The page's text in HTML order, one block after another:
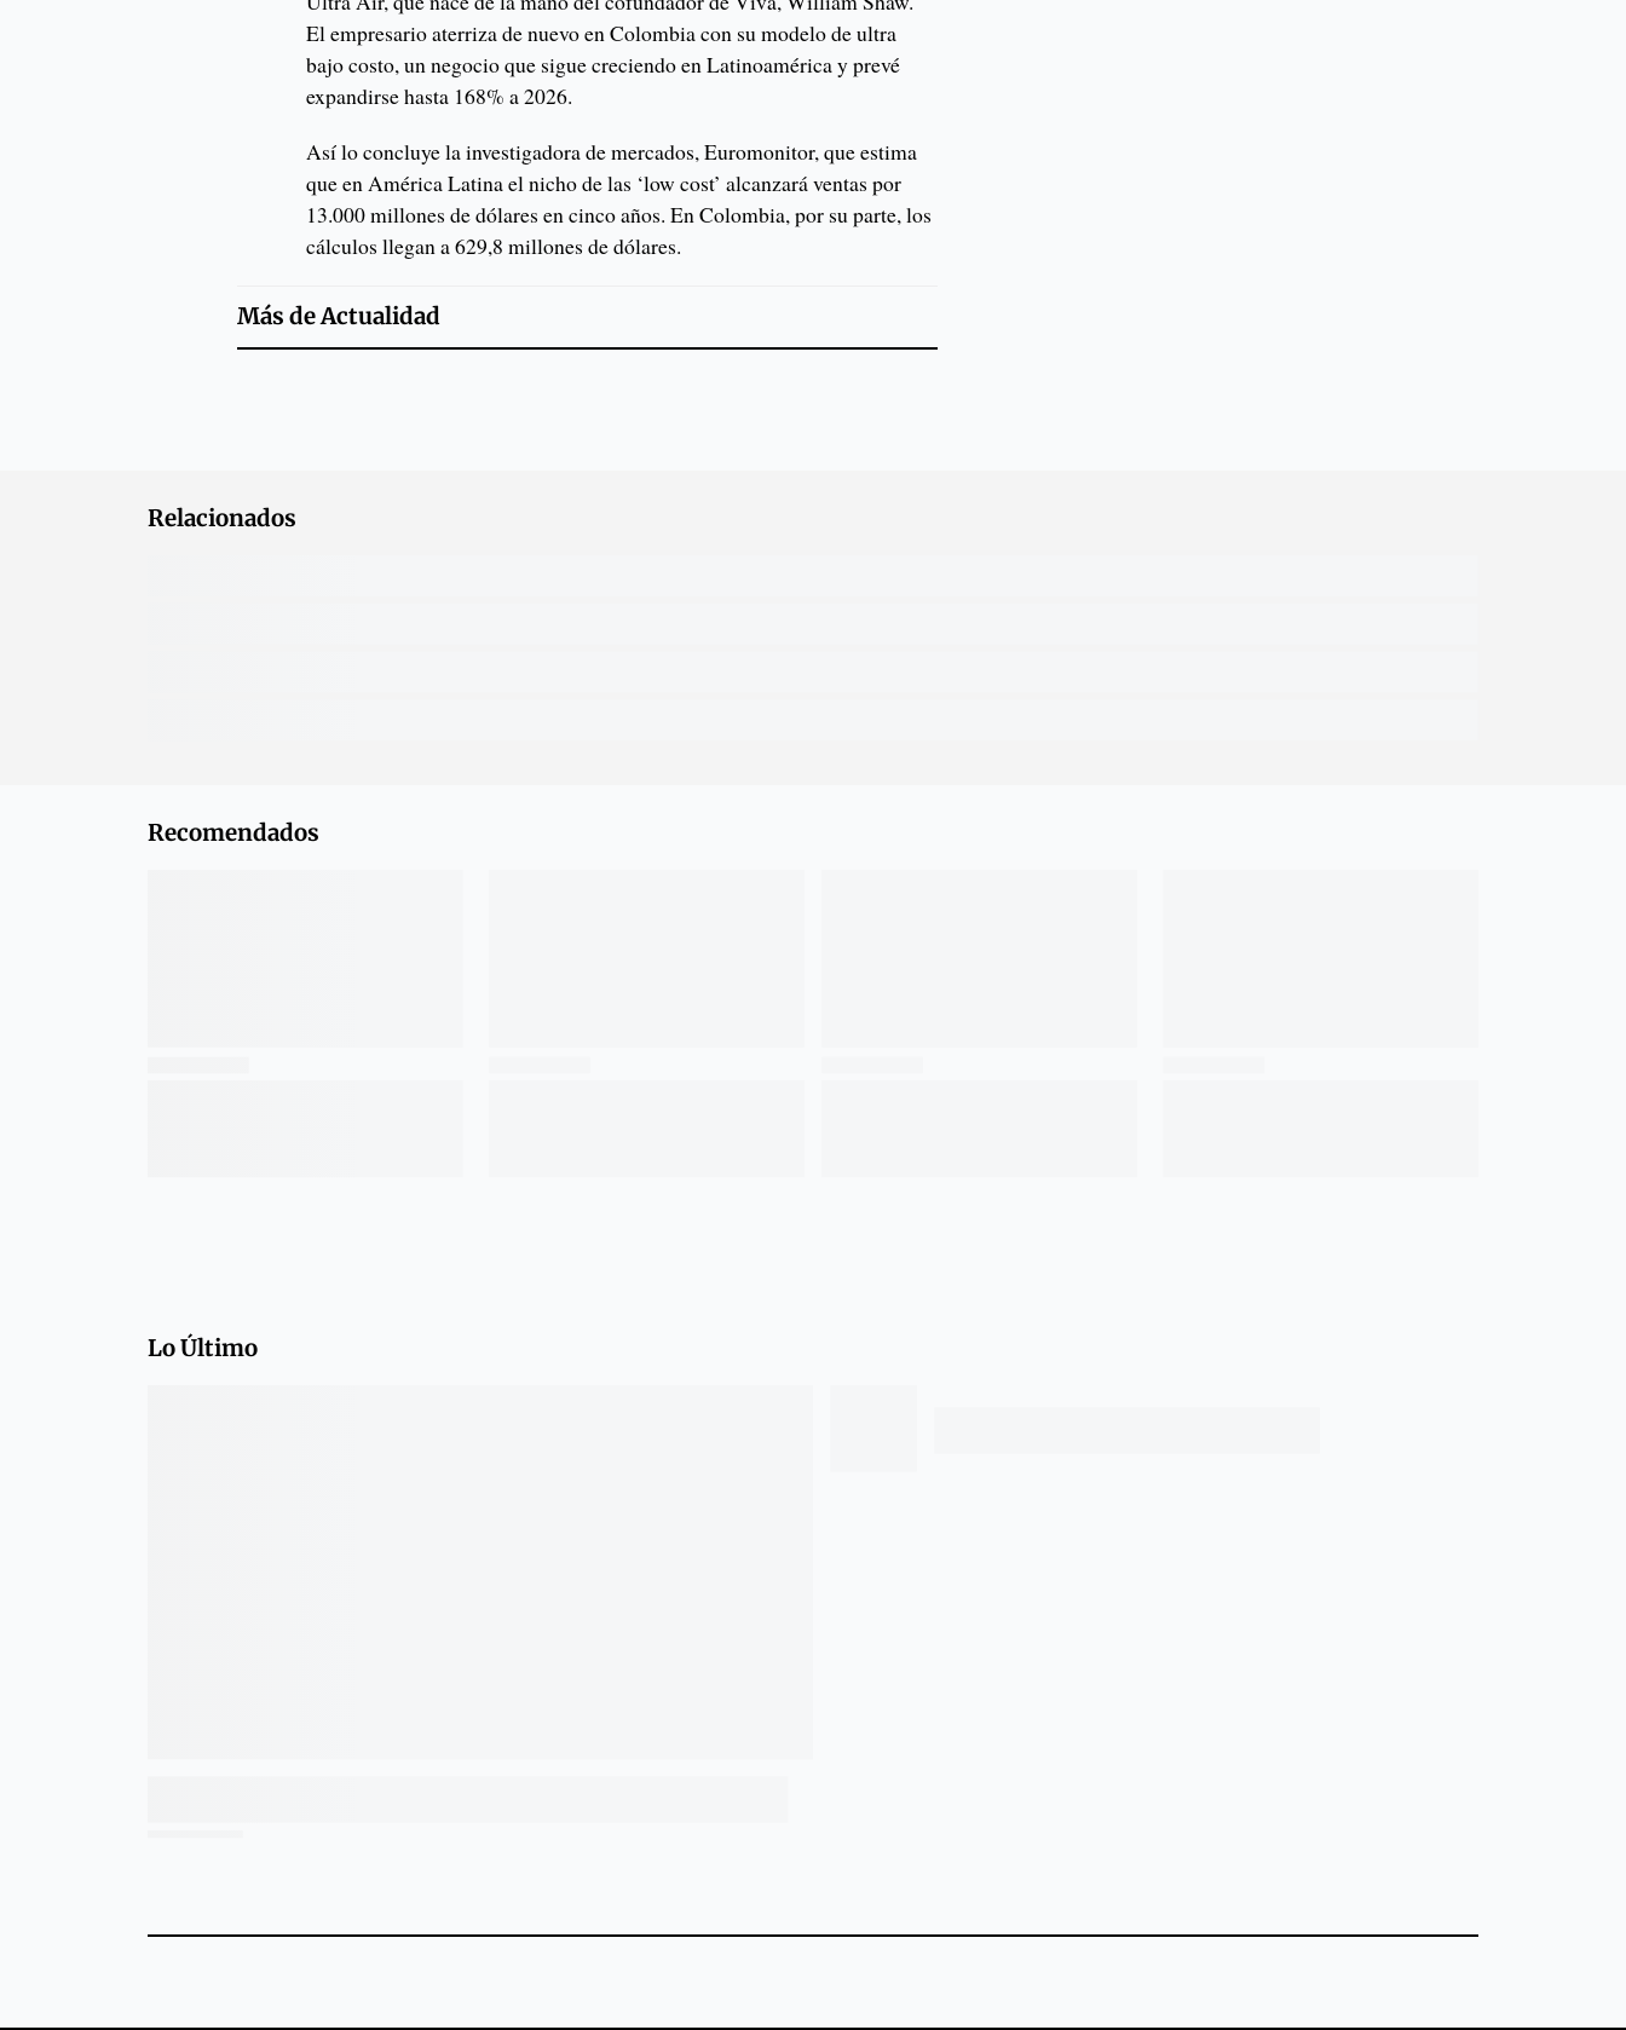
El empresario aterriza de nuevo en Colombia con su modelo de ultra
bajo costo, un negocio que sigue creciendo en Latinoamérica y prevé
expandirse hasta 168% a 2026.
Así lo concluye la investigadora de mercados, Euromonitor, que estima
que en América Latina el nicho de las ‘low cost’ alcanzará ventas por
13.000 millones de dólares en cinco años. En Colombia, por su parte, los
cálculos llegan a 629,8 millones de dólares.
Más deActualidad
Relacionados
Recomendados
Lo Último